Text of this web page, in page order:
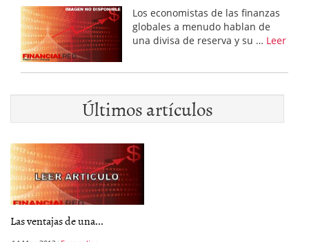
Los economistas de las finanzas
globales a menudo hablan de
una divisa de reserva y su … Leer
Últimos artículos
Las ventajas de una...